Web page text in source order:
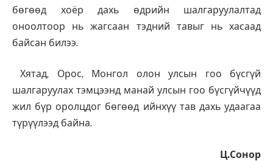
бөгөөд хоёр дахь өдрийн шалгаруулалтад
оноолтоор нь жагсаан тэдний тавыг нь хасаад
байсан билээ.
Хятад, Орос, Монгол олон улсын гоо бүсгүй
шалгаруулах тэмцээнд манай улсын гоо бүсгүйчүүд
жил бүр оролцдог бөгөөд ийнхүү тав дахь удаагаа
түрүүлээд байна.
Ц.Сонор